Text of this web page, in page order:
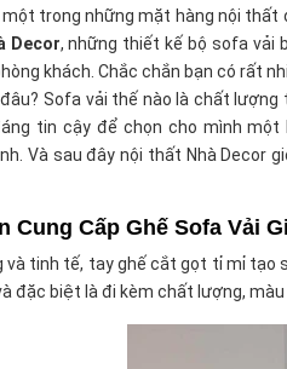
một trong những mặt hàng nội
Decor, những thiết kế bộ sofa vải
khách. Chắc chắn bạn có rất
Sofa vải thế nào là chất lượng
tin cậy để chọn cho mình
Và sau đây nội thất Nhà Decor
Cung Cấp Ghế Sofa Vải
tinh tế, tay ghế cắt gọt tỉ mỉ tạo
đặc biệt là đi kèm chất lượng,